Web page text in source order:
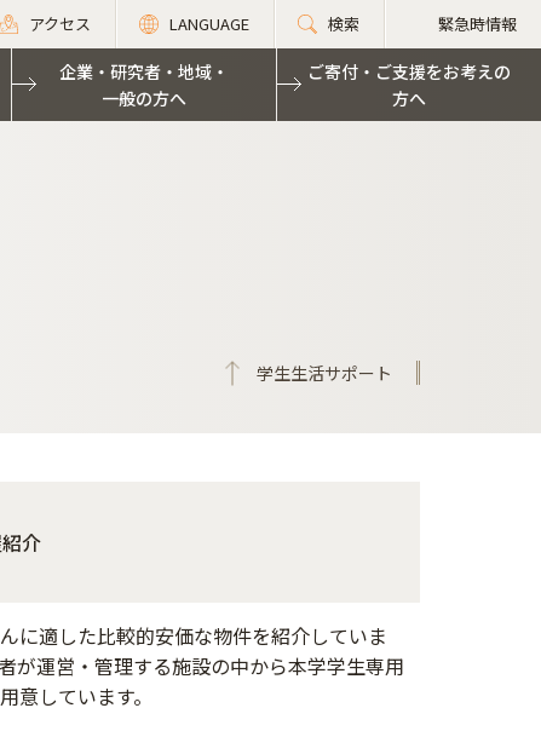
アクセス LANGUAGE 検索 緊急時情報
企業・研究者・地域・
一般の方へ
ご寄付・ご支援をお考えの
方へ
学生生活サポート
介
に適した比較的安価な物件を紹介していま
が運営・管理する施設の中から本学学生専用
意しています。